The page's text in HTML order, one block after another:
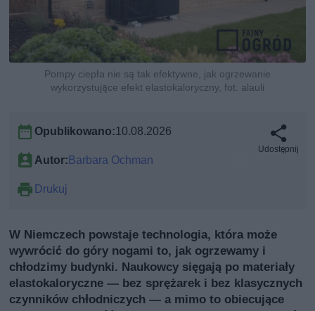
Pompy ciepła nie są tak efektywne, jak ogrzewanie
wykorzystujące efekt elastokaloryczny, fot. alauli
Opublikowano:10.08.2026
Autor:Barbara Ochman
Drukuj
Udostępnij
W Niemczech powstaje technologia, która może
wywrócić do góry nogami to, jak ogrzewamy i
chłodzimy budynki. Naukowcy sięgają po materiały
elastokaloryczne — bez sprężarek i bez klasycznych
czynników chłodniczych — a mimo to obiecujące